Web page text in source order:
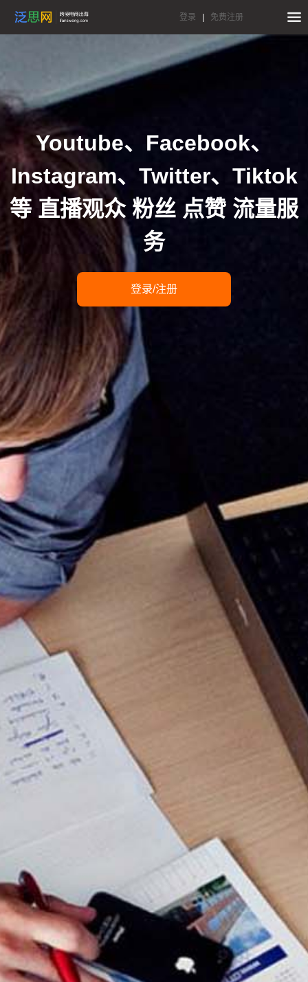
登录 免费注册
Youtube、Facebook、
Instagram、Twitter、Tiktok
等 直播观众 粉丝 点赞 流量服
务
登录/注册